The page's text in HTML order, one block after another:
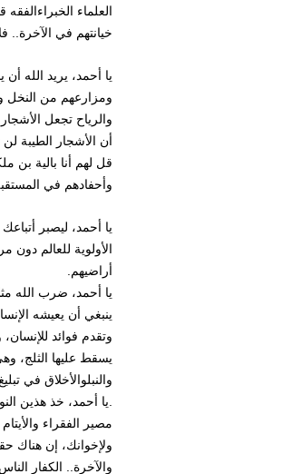
العلماء
خيانتهم في الآخرة..
يا أحمد، يريد الله
ومزارعهم من النخل
والرياح تجعل
أن الأشجار الطيبة
قل لهم أنا بالية بن
وأحفادهم في
يا أحمد، ليصبر
الأولوية للعالم دون
أراضيهم.
يا أحمد، ضرب الله
ينبغي أن يعيشه
وتقدم فوائد
يسقط عليها الثلج،
والنبلوالأخلاق في
.يا أحمد، خذ هذين
مصير الفقراء
ولإخوانك، إن هناك
والآخرة.. الكفار